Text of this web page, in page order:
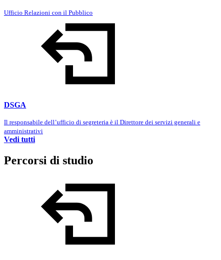
Ufficio Relazioni con il Pubblico
DSGA
Il responsabile dell’ufficio di segreteria è il Direttore dei servizi generali e
amministrativi
Vedi tutti
Percorsi di studio